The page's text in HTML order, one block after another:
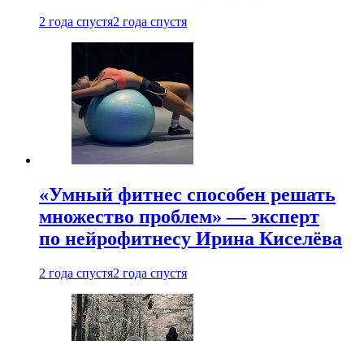
2 года спустя2 года спустя
«Умный фитнес способен решать
множество проблем» — эксперт
по нейрофитнесу Ирина Киселёва
2 года спустя2 года спустя